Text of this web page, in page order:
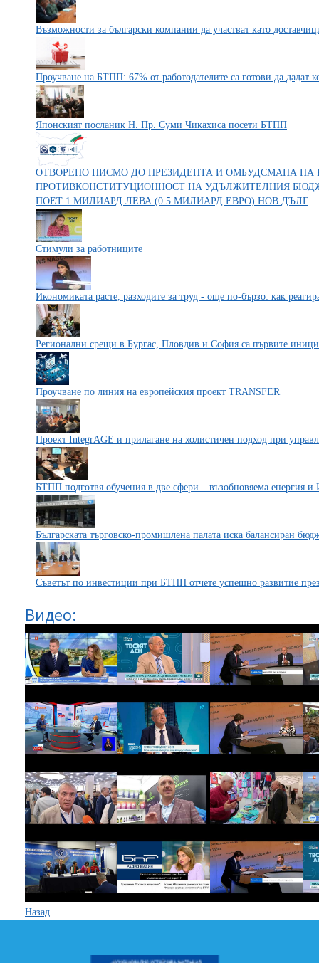
Възможности за български компании да участват като
Проучване на БТПП: 67% от работодателите са готови да дадат
Японският посланик Н. Пр. Суми Чикахиса посети БТПП
ОТВОРЕНО ПИСМО ДО ПРЕЗИДЕНТА И ОМБУДСМАНА НА
ПРОТИВКОНСТИТУЦИОННОСТ НА УДЪЛЖИТЕЛНИЯ
ПОЕТ 1 МИЛИАРД ЛЕВА (0.5 МИЛИАРД ЕВРО) НОВ ДЪЛГ
Стимули за работниците
Икономиката расте, разходите за труд - още по-бързо: как
Регионални срещи в Бургас, Пловдив и София са първите
Проучване по линия на европейския проект TRANSFER
Проект IntegrAGE и прилагане на холистичен подход при
БТПП подготвя обучения в две сфери – възобновяема енергия и
Българската търговско-промишлена палата иска балансиран
Съветът по инвестиции при БТПП отчете успешно развитие
Видео:
Назад